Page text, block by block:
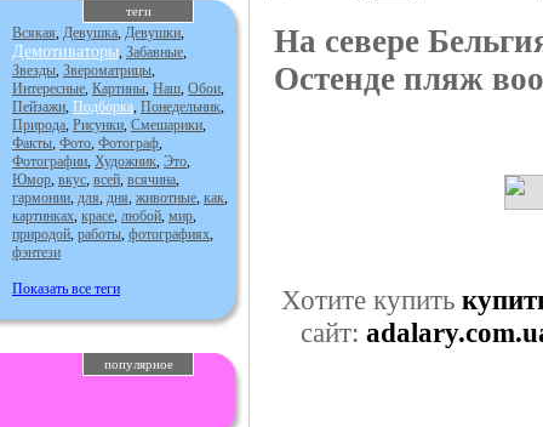
теги
Всякая, Девушка, Девушки,
Демотиваторы, Забавные,
Звезды, Звероматрицы,
Интересные, Картины, Наш, Обои,
Пейзажи, Подборка, Понедельник,
Природа, Рисунки, Смешарики,
Факты, Фото, Фотограф,
Фотографии, Художник, Это,
Юмор, вкус, всей, всячина,
гармонии, для, дня, животные, как,
картинках, красе, любой, мир,
природой, работы, фотографиях,
фэнтези
Показать все теги
популярное
На севере
Остенде пляж
Хотите купить
сайт: